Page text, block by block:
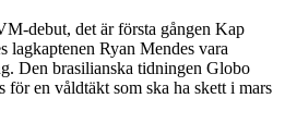
debut, det är första gången Kap
lagkaptenen Ryan Mendes vara
Den brasilianska tidningen Globo
för en våldtäkt som ska ha skett i mars